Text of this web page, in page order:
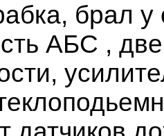
брал у
АБС ,